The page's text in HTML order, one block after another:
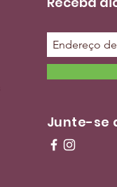
Junte-se